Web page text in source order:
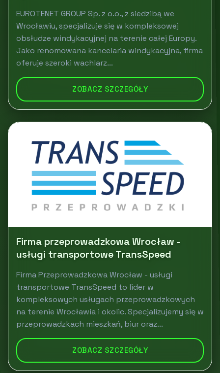
EUROTENET GROUP Sp. z o.o., z siedzibą we
Wrocławiu, specjalizuje się w kompleksowej
obsłudze windykacyjnej na terenie całej Europy.
Jako renomowana kancelaria windykacyjna, firma
oferuje szeroki wachlarz...
ZOBACZ SZCZEGÓŁY
Firma przeprowadzkowa Wrocław -
usługi transportowe TransSpeed
Firma Przeprowadzkowa Wrocław - usługi
transportowe TransSpeed to lider w
kompleksowych usługach przeprowadzkowych
na terenie Wrocławia i okolic. Specjalizujemy się w
przeprowadzkach mieszkań, biur oraz...
ZOBACZ SZCZEGÓŁY